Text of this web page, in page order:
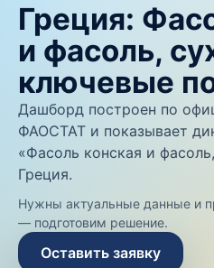
Греция:
и фасоль,
ключевые
Дашборд построен по
ФАОСТАТ и показывает
«Фасоль конская и
Греция.
Нужны актуальные данные и
— подготовим решение.
Оставить заявку